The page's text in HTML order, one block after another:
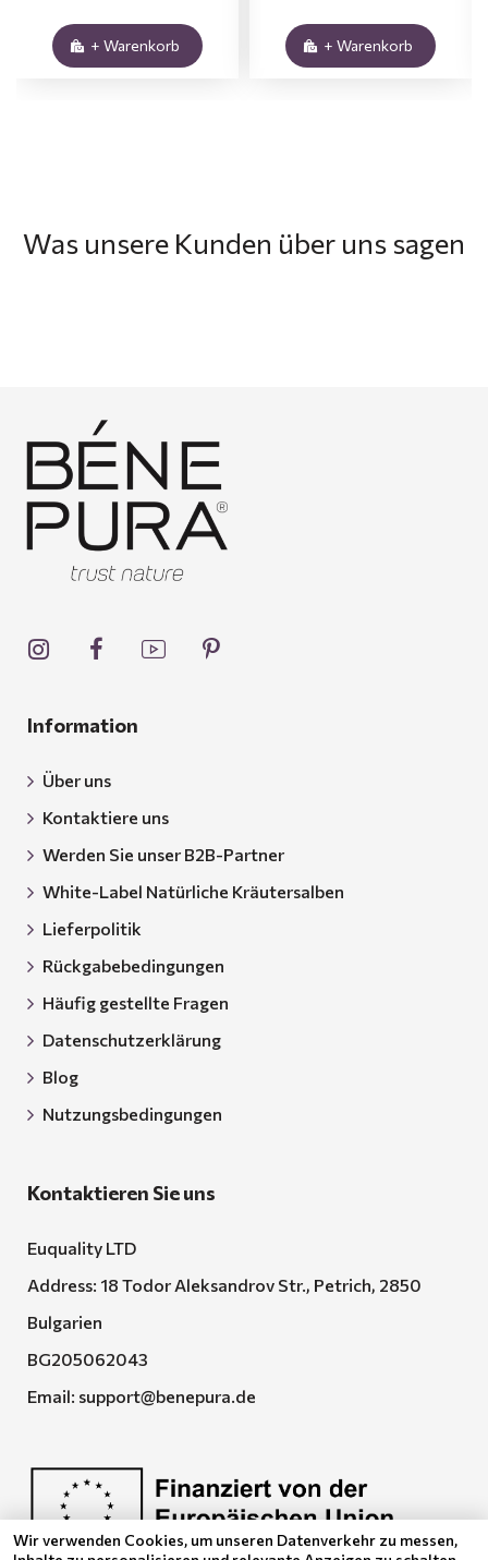
+ Warenkorb + Warenkorb
Was unsere Kunden über uns sagen
Information
Über uns
Kontaktiere uns
Werden Sie unser B2B-Partner
White-Label Natürliche Kräutersalben
Lieferpolitik
Rückgabebedingungen
Häufig gestellte Fragen
Datenschutzerklärung
Blog
Nutzungsbedingungen
Kontaktieren Sie uns
Euquality LTD
Address: 18 Todor Aleksandrov Str., Petrich, 2850
Bulgarien
BG205062043
Email: support@benepura.de
Wir verwenden Cookies, um unseren Datenverkehr zu messen,